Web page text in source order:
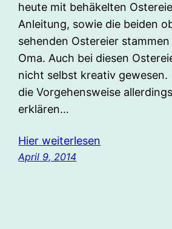
heute mit behäkelten
Anleitung, sowie die beiden
sehenden Ostereier
Oma. Auch bei diesen
nicht selbst kreativ
die Vorgehensweise
erklären…
Hier weiterlesen
April 9, 2014